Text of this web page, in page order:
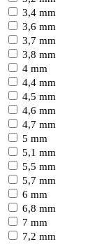
3,4 mm
3,6 mm
3,7 mm
3,8 mm
4 mm
4,4 mm
4,5 mm
4,6 mm
4,7 mm
5 mm
5,1 mm
5,5 mm
5,7 mm
6 mm
6,8 mm
7 mm
7,2 mm